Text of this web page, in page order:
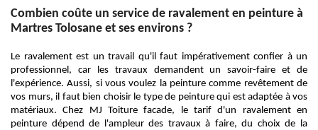
Combien coûte un service de ravalement en peinture à
Martres Tolosane et ses environs ?
Le ravalement est un travail qu'il faut impérativement confier à un
professionnel, car les travaux demandent un savoir-faire et de
l'expérience. Aussi, si vous voulez la peinture comme revêtement de
vos murs, il faut bien choisir le type de peinture qui est adaptée à vos
matériaux. Chez MJ Toiture facade, le tarif d'un ravalement en
peinture dépend de l'ampleur des travaux à faire, du choix de la